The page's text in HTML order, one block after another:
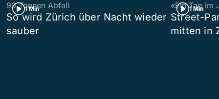
1 Min
90 Tonnen Abfall
So wird Zürich über Nacht wieder
sauber
1 Min
«Ein Tag im
Street-
mitten in